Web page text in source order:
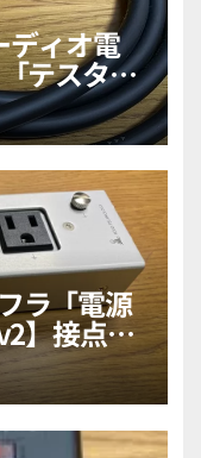
ディオ電
テスター
の謎」
ラ「電源
】接点劣